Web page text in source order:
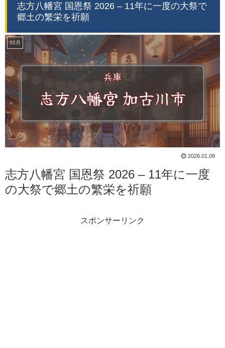
志方八幡宮 国恩祭 2026 – 11年に一度の大祭で
郷土の繁栄を祈願
02月
2026.01.09
志方八幡宮 国恩祭 2026 – 11年に一度
の大祭で郷土の繁栄を祈願
スポンサーリンク